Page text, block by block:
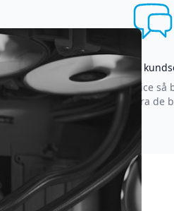
Asgrym
Varför är vår kundservice så
strävar efter att vara de